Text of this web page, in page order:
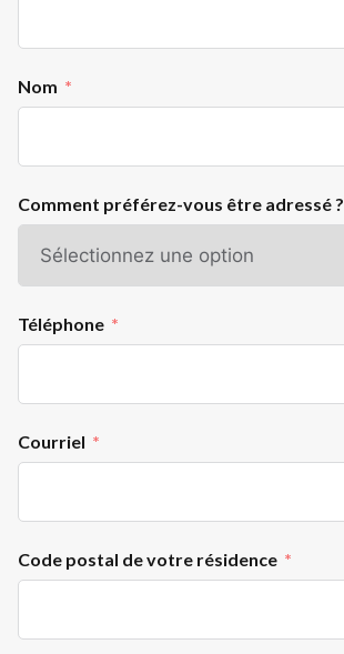
Nom
Comment préférez-vous être adressé ?
Téléphone
Courriel
Code postal de votre résidence